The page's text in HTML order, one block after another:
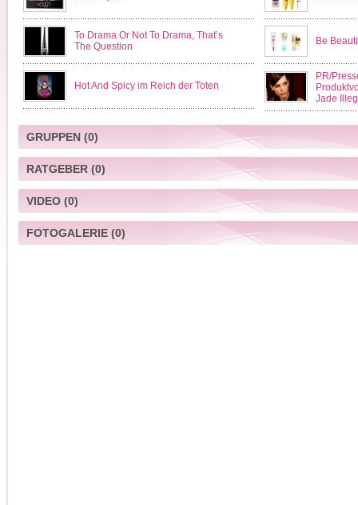
To Drama Or Not To Drama, That’s
The Question
Be
Hot And Spicy im Reich der Toten
PR/
Jade
GRUPPEN(0)
RATGEBER(0)
VIDEO(0)
FOTOGALERIE(0)